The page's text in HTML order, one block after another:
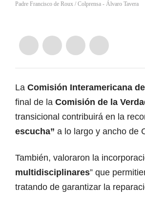
Padre Francisco de Roux / Colprensa - Álvaro Tavera
La Comisión Interamericana
final de la Comisión de la
transicional contribuirá en la
escucha” a lo largo y ancho de
También, valoraron la
multidisciplinares” que
tratando de garantizar la